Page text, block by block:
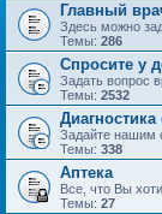
Главный
Здесь можно
Темы: 286
Спросите у
Задать вопрос
Темы: 2532
Задайте нашим
Темы: 338
Аптека
Все, что Вы
Темы: 27